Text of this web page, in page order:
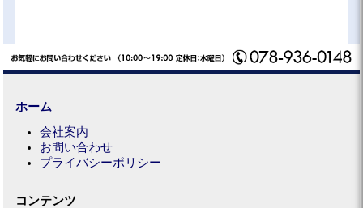
ホーム
会社案内
お問い合わせ
プライバシーポリシー
コンテンツ